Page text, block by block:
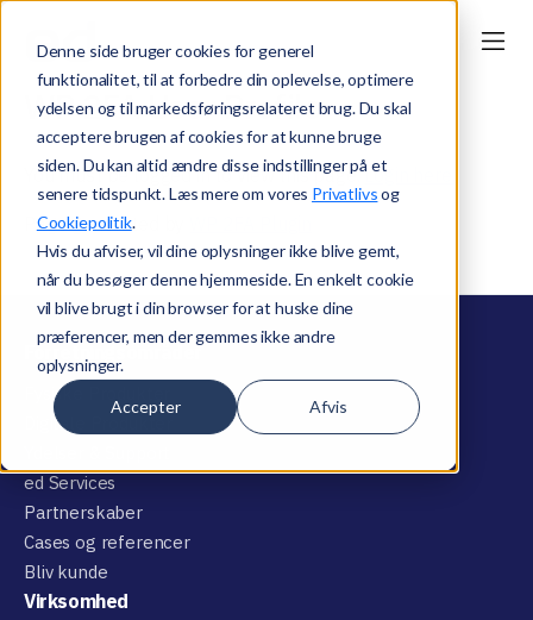
Denne side bruger cookies for generel
funktionalitet, til at forbedre din oplevelse, optimere
ydelsen og til markedsføringsrelateret brug. Du skal
acceptere brugen af cookies for at kunne bruge
siden. Du kan altid ændre disse indstillinger på et
senere tidspunkt. Læs mere om vores Privatlivsog
Cookiepolitik.
Hvis du afviser, vil dine oplysninger ikke blive gemt,
når du besøger denne hjemmeside. En enkelt cookie
vil blive brugt i din browser for at huske dine
præferencer, men der gemmes ikke andre
oplysninger.
Accepter Afvis
WP 2FA User Profile
You must be logged in to view this page.Login here.
Page generated by
Forretningsområder
Fysiske Produkter
Digitale Produkter
ed Services
Partnerskaber
Cases og referencer
Bliv kunde
Virksomhed